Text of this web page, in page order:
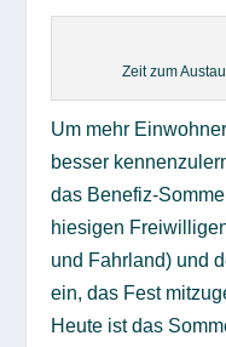
Zeit zum
Um mehr
besser
das Benefiz-
hiesigen
und Fahrland) und
ein, das Fest
Heute ist das